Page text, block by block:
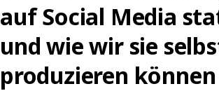
auf Social Media
und wie wir sie
produzieren können